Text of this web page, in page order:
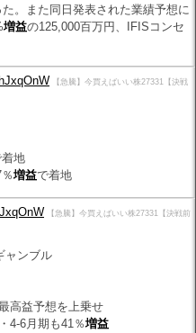
。また同日発表された業績予想に
増益の125,000百万円、IFISコンセ
【急騰】今買えばいい株27331【決戦
着地
増益で着地
【急騰】今買えばいい株27331【決戦前
ャンブル
高益予想を上乗せ
4-6月期も41％増益